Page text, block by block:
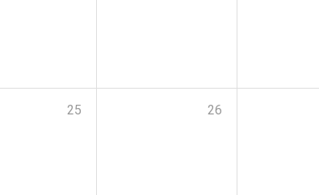
25 26